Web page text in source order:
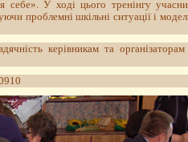
У ході цього тренінгу
проблемні шкільні ситуації і
керівникам та